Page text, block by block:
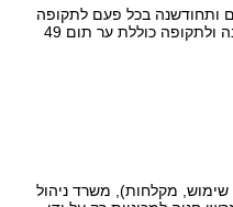
ותחודשנה בכל פעם לתקופה
של שבע שנים, כל זמן שיעודן לא השתנה ולתקופה כוללת ער תום 49
מקלחות), משרד ניהול